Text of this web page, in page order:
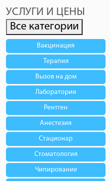
УСЛУГИ И ЦЕНЫ
Все категории
Вакцинация
Терапия
Вызов на дом
Лаборатория
Рентген
Анестезия
Стационар
Стоматология
Чипирование